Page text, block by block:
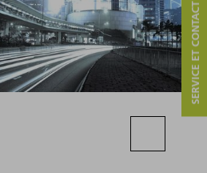
SERVICE ET CONTACT